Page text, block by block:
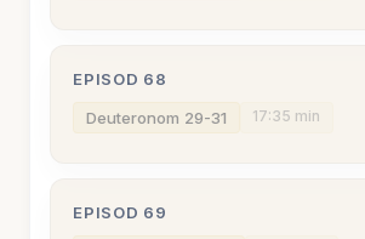
EPISOD 68
Deuteronom 29-31 17:35 min
EPISOD 69